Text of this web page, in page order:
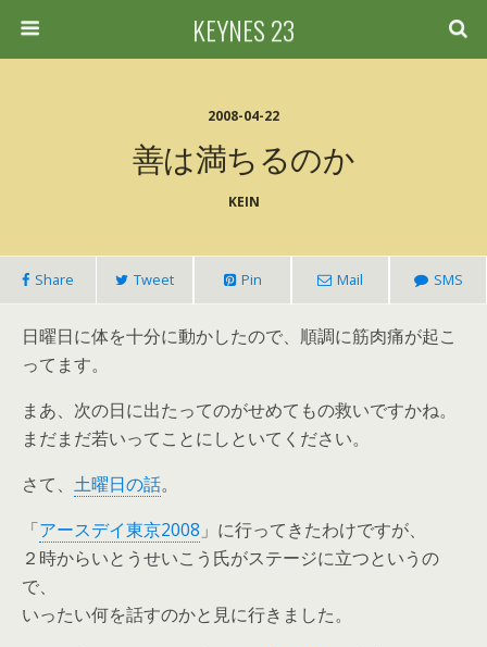
KEYNES 23
2008-04-22
善は満ちるのか
KEIN
Share Tweet Pin Mail SMS
日曜日に体を十分に動かしたので、順調に筋肉痛が起こ
ってます。
まあ、次の日に出たってのがせめてもの救いですかね。
まだまだ若いってことにしといてください。
さて、 土曜日の話。
「アースデイ東京2008 」に行ってきたわけですが、
２時からいとうせいこう氏がステージに立つというの
で、
いったい何を話すのかと見に行きました。